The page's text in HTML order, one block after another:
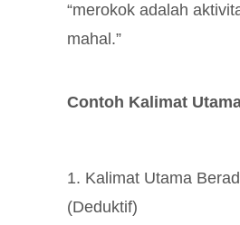
“merokok adalah
mahal.”
Contoh Kalimat
1. Kalimat Utama
(Deduktif)